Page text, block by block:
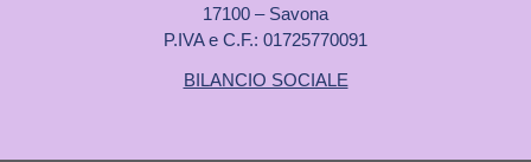
17100 – Savona
P.IVA e C.F.: 01725770091
BILANCIO SOCIALE